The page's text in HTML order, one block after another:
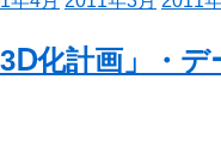
化計画」・デ